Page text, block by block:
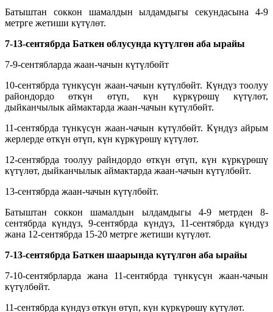
Батыштан соккон шамалдын ылдамдыгы секундасына 4-9
метрге жетиши күтүлөт.
7-13-сентябрда Баткен облусунда күтүлгөн аба ырайы
7-9-сентябларда жаан-чачын күтүлбөйт
10-сентябрда түнкүсүн жаан-чачын күтүлбөйт. Күндүз тоолуу
райондордо өткүн өтүп, күн күркүрөшү күтүлөт,
дыйканчылык аймактарда жаан-чачын күтүлбөйт.
11-сентябрда түнкүсүн жаан-чачын күтүлбөйт. Күндүз айрым
жерлерде өткүн өтүп, күн күркүрөшү күтүлөт.
12-сентябрда тоолуу райндордо өткүн өтүп, күн күркүрөшү
күтүлөт, дыйканчылык аймактарда жаан-чачын күтүлбөйт.
13-сентябрда жаан-чачын күтүлбөйт.
Батыштан соккон шамалдын ылдамдыгы 4-9 метрден 8-
сентябрда күндүз, 9-сентябрда күндүз, 11-сентябрда күндүз
жана 12-сентябрда 15-20 метрге жетиши күтүлөт.
7-13-сентябрда Баткен шаарында күтүлгөн аба ырайы
7-10-сентябрларда жана 11-сентябрда түнкүсүн жаан-чачын
күтүлбөйт.
11-сентябрда күндүз өткүн өтүп, күн күркүрөшү күтүлөт.